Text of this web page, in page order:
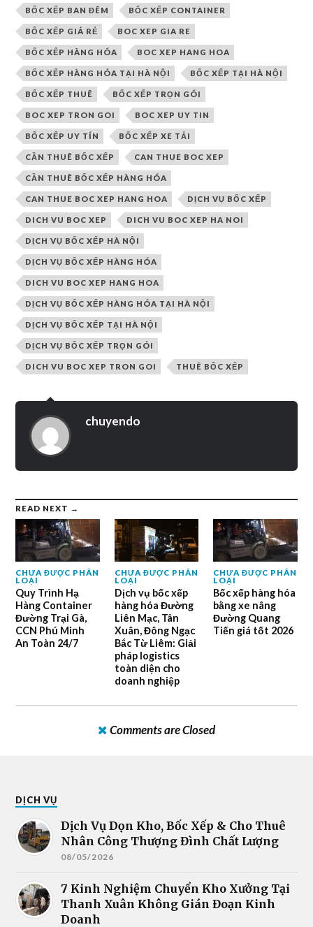
BỐC XẾP BAN ĐÊM BỐC XẾP CONTAINER
BỐC XẾP GIÁ RẺ BOC XEP GIA RE
BỐC XẾP HÀNG HÓA BOC XEP HANG HOA
BỐC XẾP HÀNG HÓA TẠI HÀ NỘI BỐC XẾP TẠI HÀ NỘI
BỐC XẾP THUÊ BỐC XẾP TRỌN GÓI
BOC XEP TRON GOI BOC XEP UY TIN
BỐC XẾP UY TÍN BỐC XẾP XE TẢI
CẦN THUÊ BỐC XẾP CAN THUE BOC XEP
CẦN THUÊ BỐC XẾP HÀNG HÓA
CAN THUE BOC XEP HANG HOA DỊCH VỤ BỐC XẾP
DICH VU BOC XEP DICH VU BOC XEP HA NOI
DỊCH VỤ BỐC XẾP HÀ NỘI
DỊCH VỤ BỐC XẾP HÀNG HÓA
DICH VU BOC XEP HANG HOA
DỊCH VỤ BỐC XẾP HÀNG HÓA TẠI HÀ NỘI
DỊCH VỤ BỐC XẾP TẠI HÀ NỘI
DỊCH VỤ BỐC XẾP TRỌN GÓI
DICH VU BOC XEP TRON GOI THUÊ BỐC XẾP
chuyendo
READ NEXT →
CHƯA ĐƯỢC PHÂN
LOẠI
Quy Trình Hạ
Hàng Container
Đường Trại Gà,
CCN Phú Minh
An Toàn 24/7
CHƯA ĐƯỢC PHÂN
LOẠI
Dịch vụ bốc xếp
hàng hóa Đường
Liên Mạc, Tân
Xuân, Đông Ngạc
Bắc Từ Liêm: Giải
pháp logistics
toàn diện cho
doanh nghiệp
CHƯA ĐƯỢC PHÂN
LOẠI
Bốc xếp hàng hóa
bằng xe nâng
Đường Quang
Tiến giá tốt 2026
Comments are Closed
DỊCH VỤ
Dịch Vụ Dọn Kho, Bốc Xếp & Cho Thuê
Nhân Công Thượng Đình Chất Lượng
08/05/2026
7 Kinh Nghiệm Chuyển Kho Xưởng Tại
Thanh Xuân Không Gián Đoạn Kinh
Doanh